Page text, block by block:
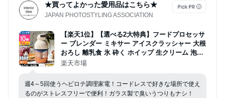
★買ってよかった愛用品はこちら★
JAPAN PHOTOSTYLING ASSOCIATION
【楽天1位】【選べる2大特典】フードプロセッサ
ー ブレンダー ミキサー アイスクラッシャー 大根
おろし 離乳食 氷 砕く ホイップ 生クリーム 泡立
て ひき肉 おしゃれ 500ml 7役 家電 キッチン [rec
ッター ボンヌ RCP-3]
楽天市場
週4～5回使うヘビロテ調理家電！コードレスで好きな場所で使え
るのがストレスフリーで便利！ガラス製で臭いうつりもナシ！